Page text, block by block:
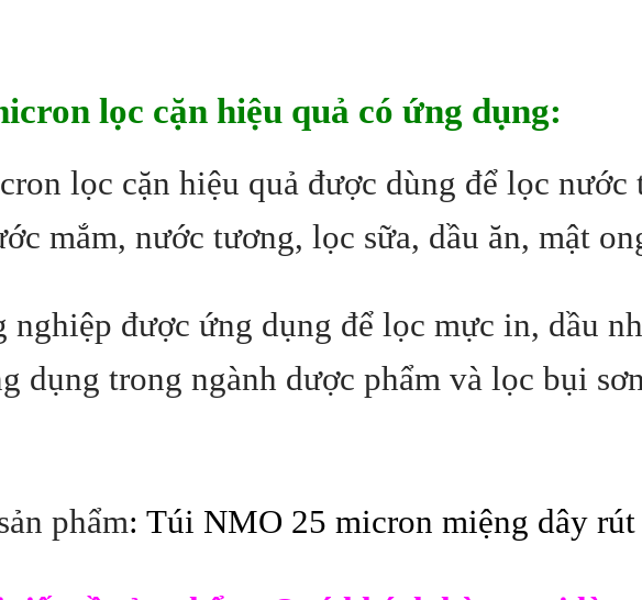
lọc cặn hiệu quả có ứng dụng:
lọc cặn hiệu quả được dùng để lọc
mắm, nước tương, lọc sữa, dầu ăn, mật
nghiệp được ứng dụng để lọc mực in, dầu
trong ngành dược phẩm và lọc bụi
phẩm: Túi NMO 25 micron miệng dây rút